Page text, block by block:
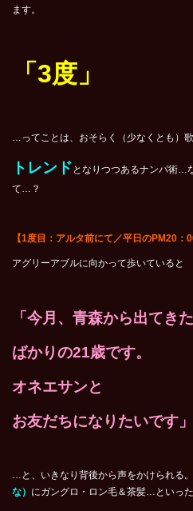
ます。
「3度」
…ってことは、おそらく（少なくとも）
トレンド となりつつあるナンパ術…
て…？
【1度目：アルタ前にて／平日のPM20：
アグリーアブルに向かって歩いていると
「今月、青森から出てきた
ばかりの21歳です。
オネエサンと
お友だちになりたいです」
…と、いきなり背後から声をかけられる
な） にガングロ・ロン毛＆茶髪…といっ